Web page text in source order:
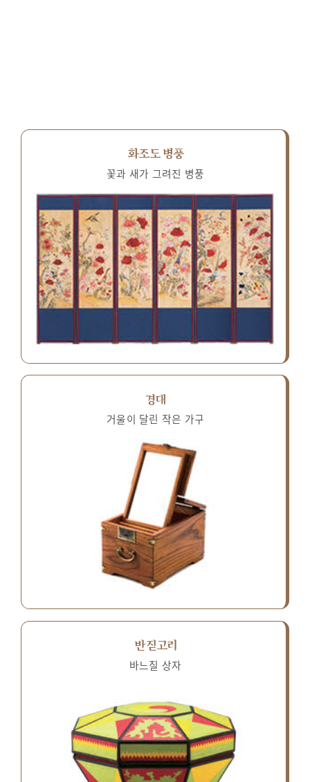
화조도 병풍
꽃과 새가 그려진 병풍
경대
거울이 달린 작은 가구
반짇고리
바느질 상자